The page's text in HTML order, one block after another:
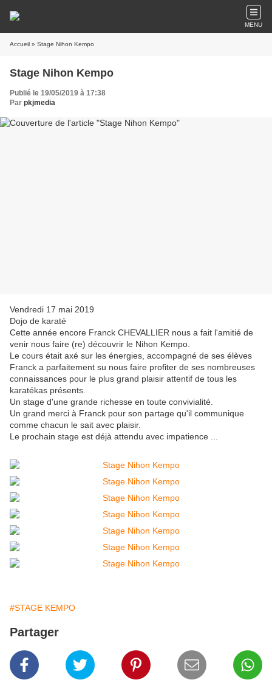
MENU
Accueil » Stage Nihon Kempo
Stage Nihon Kempo
Publié le 19/05/2019 à 17:38
Par pkjmedia
Vendredi 17 mai 2019
Dojo de karaté
Cette année encore Franck CHEVALLIER nous a fait l'amitié de
venir nous faire (re) découvrir le Nihon Kempo.
Le cours était axé sur les énergies, accompagné de ses élèves
Franck a parfaitement su nous faire profiter de ses nombreuses
connaissances pour le plus grand plaisir attentif de tous les
karatékas présents.
Un stage d'une grande richesse en toute convivialité.
Un grand merci à Franck pour son partage qu'il communique
comme chacun le sait avec plaisir.
Le prochain stage est déjà attendu avec impatience ...
#STAGE KEMPO
Partager